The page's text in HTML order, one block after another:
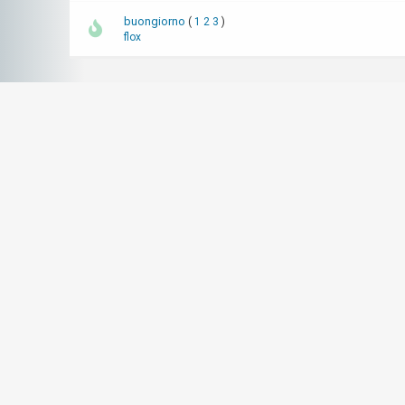
buongiorno ( 1 2 3 )
flox